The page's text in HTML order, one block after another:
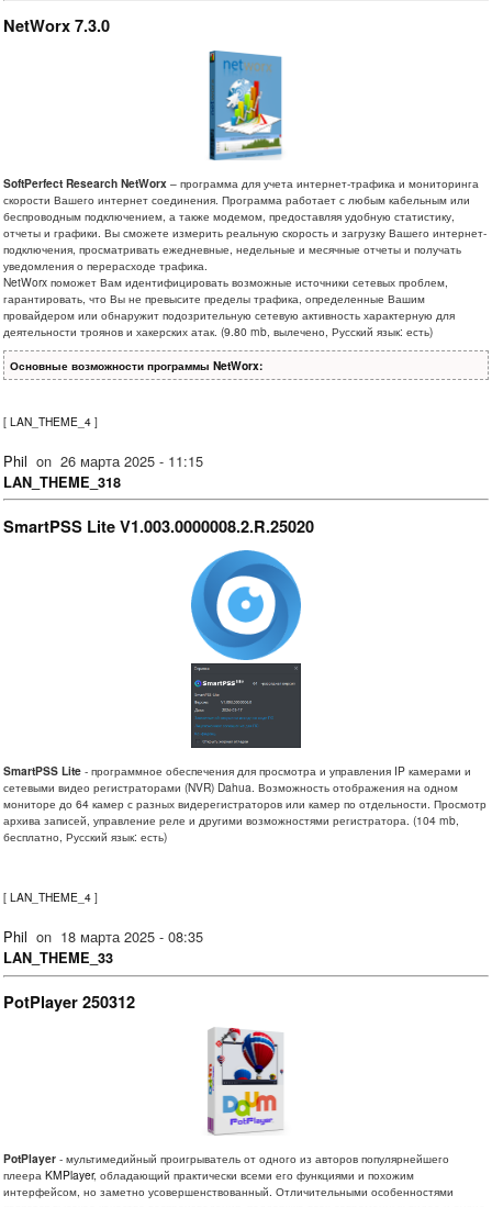
NetWorx 7.3.0
SoftPerfect Research NetWorx – программа для учета интернет-трафика и мониторинга
скорости Вашего интернет соединения. Программа работает с любым кабельным или
беспроводным подключением, а также модемом, предоставляя удобную статистику,
отчеты и графики. Вы сможете измерить реальную скорость и загрузку Вашего интернет-
подключения, просматривать ежедневные, недельные и месячные отчеты и получать
уведомления о перерасходе трафика.
NetWorx поможет Вам идентифицировать возможные источники сетевых проблем,
гарантировать, что Вы не превысите пределы трафика, определенные Вашим
провайдером или обнаружит подозрительную сетевую активность характерную для
деятельности троянов и хакерских атак. (9.80 mb, вылечено, Русский язык: есть)
Основные возможности программы NetWorx:
[ LAN_THEME_4 ]
Phil on 26 марта 2025 - 11:15
LAN_THEME_318
SmartPSS Lite V1.003.0000008.2.R.25020
SmartPSS Lite - программное обеспечения для просмотра и управления IP камерами и
сетевыми видео регистраторами (NVR) Dahua. Возможность отображения на одном
мониторе до 64 камер с разных видерегистраторов или камер по отдельности. Просмотр
архива записей, управление реле и другими возможностями регистратора. (104 mb,
бесплатно, Русский язык: есть)
[ LAN_THEME_4 ]
Phil on 18 марта 2025 - 08:35
LAN_THEME_33
PotPlayer 250312
PotPlayer - мультимедийный проигрыватель от одного из авторов популярнейшего
плеера KMPlayer, обладающий практически всеми его функциями и похожим
интерфейсом, но заметно усовершенствованный. Отличительными особенностями